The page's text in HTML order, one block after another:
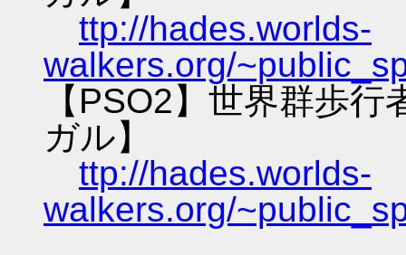
ttp://hades.worlds-
walkers.org/
【PSO2】世界群歩
ガル】
ttp://hades.worlds-
walkers.org/